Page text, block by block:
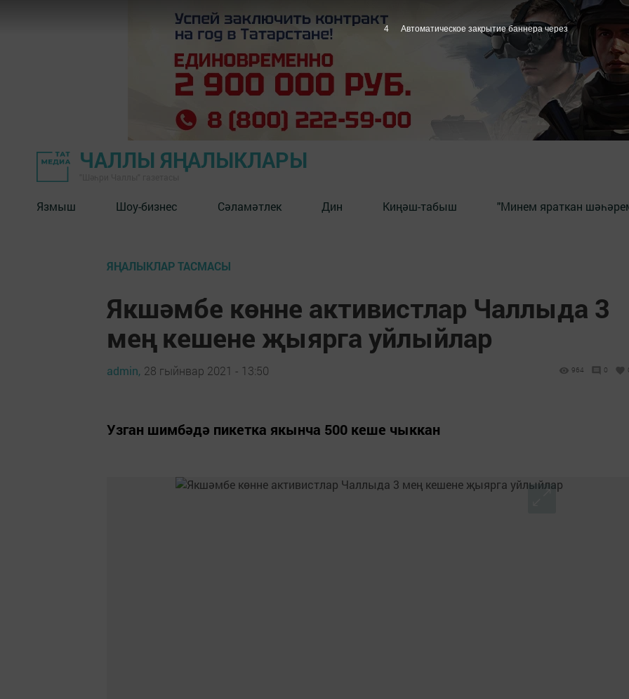
ЧАЛЛЫ ЯҢАЛЫКЛАРЫ
Язмыш Шоу-бизнес Сәламәтлек Дин Киңәш-табыш "Минем яраткан
ЯҢАЛЫКЛАР ТАСМАСЫ
Якшәмбе көнне активистлар Чаллыда 3
мең кешене җыярга уйлыйлар
admin, 28 гыйнвар 2021 - 13:50 964 0
Узган шимбәдә пикетка якынча 500 кеше чыккан
3 Автоматическое закрытие баннера через